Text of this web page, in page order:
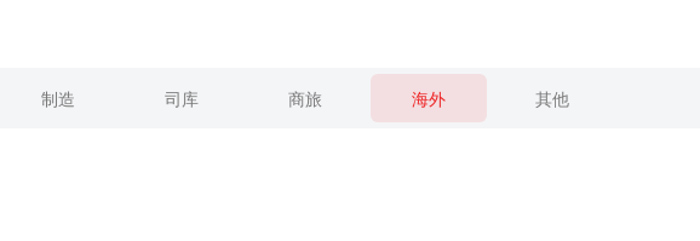
制造 司库 商旅 海外 其他